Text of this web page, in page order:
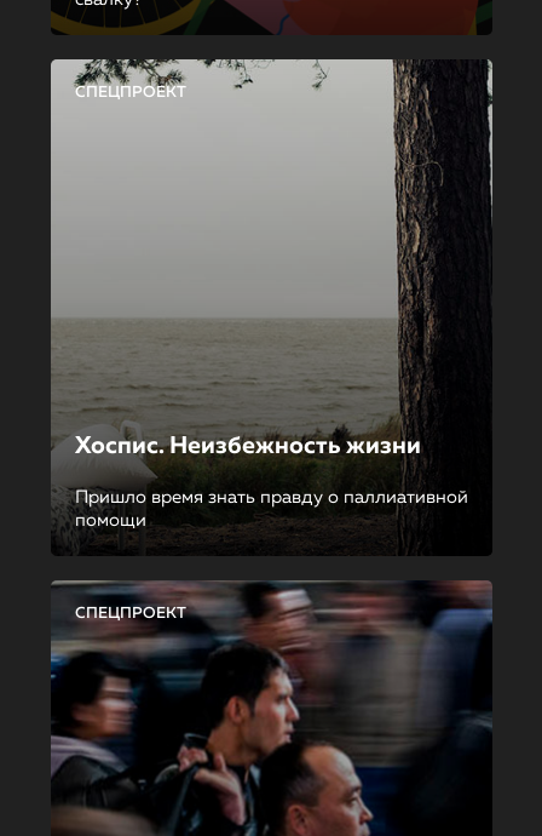
СПЕЦПРОЕКТ
Хоспис. Неизбежность жизни
Пришло время знать правду о паллиативной
помощи
СПЕЦПРОЕКТ